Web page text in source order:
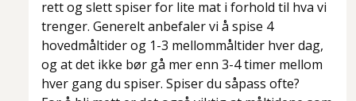
rett og slett spiser for lite mat i forhold til hva vi
trenger. Generelt anbefaler vi å spise 4
hovedmåltider og 1-3 mellommåltider hver dag,
og at det ikke bør gå mer enn 3-4 timer mellom
hver gang du spiser. Spiser du såpass ofte?